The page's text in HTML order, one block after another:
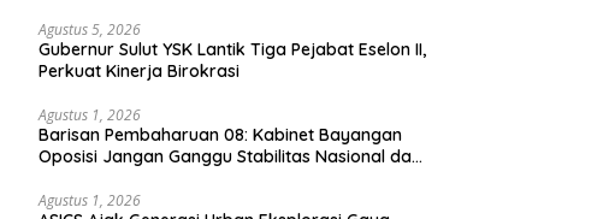
Agustus 5, 2026
Gubernur Sulut YSK Lantik Tiga Pejabat Eselon II,
Perkuat Kinerja Birokrasi
Agustus 1, 2026
Barisan Pembaharuan 08: Kabinet Bayangan
Oposisi Jangan Ganggu Stabilitas Nasional dan
Agustus 1, 2026